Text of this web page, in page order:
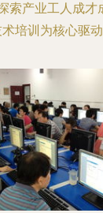
索产业工人成
术培训为核心驱动